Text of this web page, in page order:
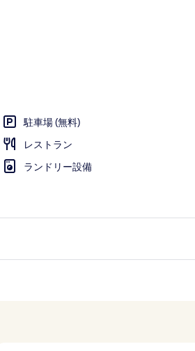
駐車場 (無料)
レストラン
ランドリー設備